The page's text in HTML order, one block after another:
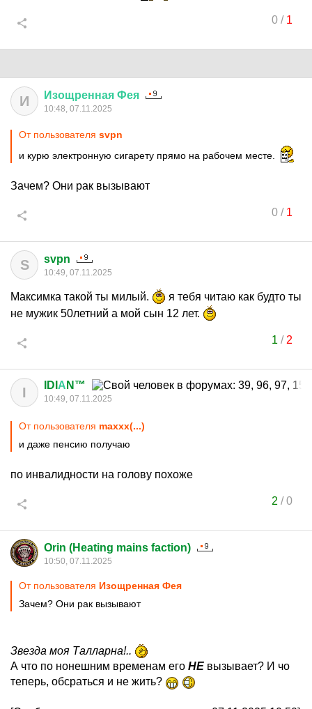
0/ 1
И Изощренная Фея
10:48, 07.11.2025
От пользователя svpn
и курю электронную сигарету прямо на рабочем месте.
Зачем? Они рак вызывают
0/ 1
S svpn
10:49, 07.11.2025
Максимка такой ты милый.
я тебя читаю как будто ты
не мужик 50летний а мой сын 12 лет.
1 / 2
I IDI А N™
10:49, 07.11.2025
От пользователя maxxx(...)
и даже пенсию получаю
по инвалидности на голову похоже
2 /0
Orin (Heating mains faction)
10:50, 07.11.2025
От пользователя Изощренная Фея
Зачем? Они рак вызывают
Звезда моя Талларна!..
А что по нонешним временам его НЕ вызывает? И чо
теперь, обсраться и не жить?